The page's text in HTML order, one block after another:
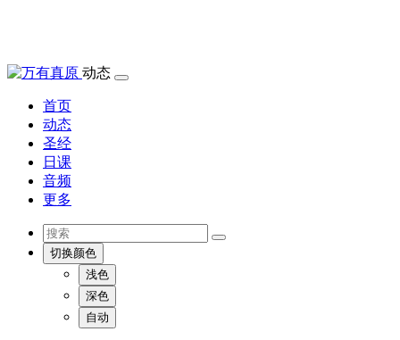
动态
首页
动态
圣经
日课
音频
更多
切换颜色
浅色
深色
自动